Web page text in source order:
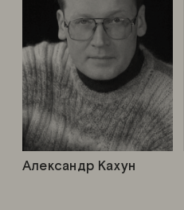
Александр Кахун